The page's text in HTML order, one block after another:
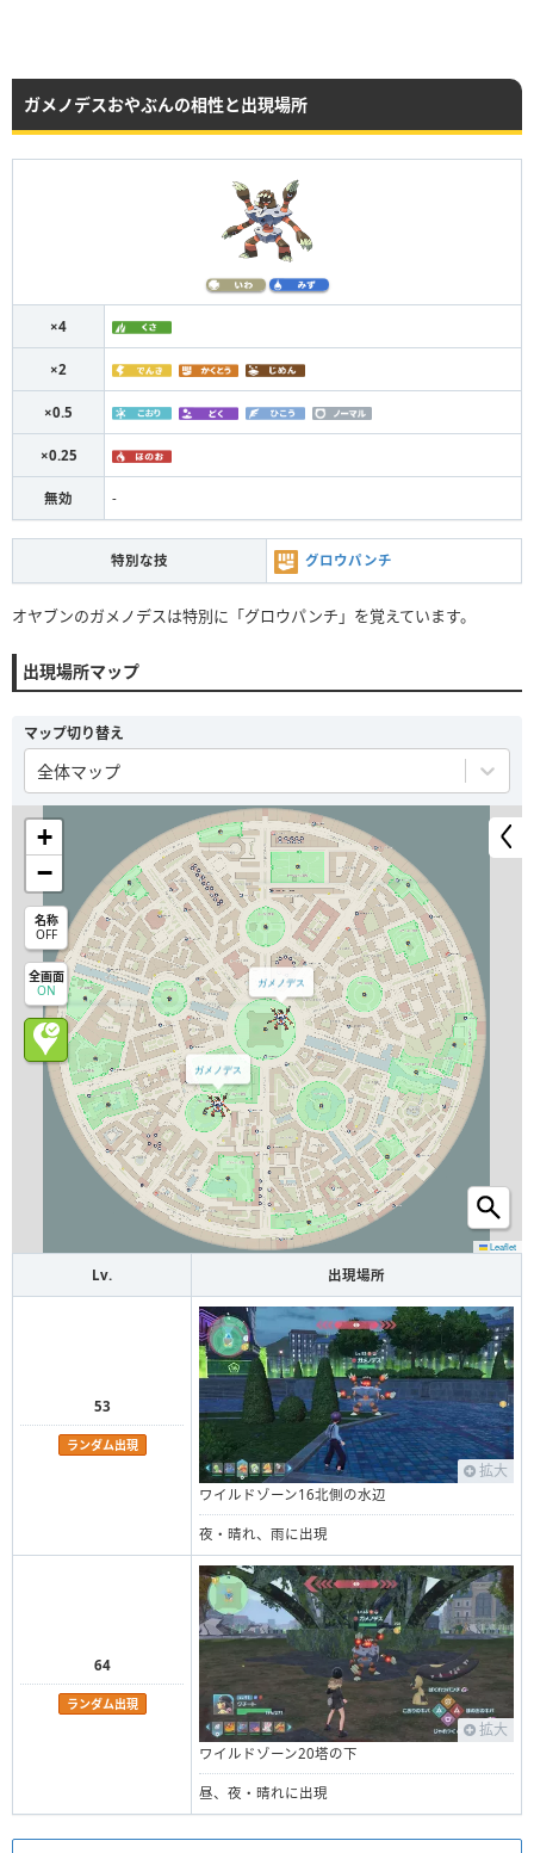
ガメノデスおやぶんの相性と出現場所
×4
×2
×0.5
×0.25
無効 -
特別な技 グロウパンチ
オヤブンのガメノデスは特別に「グロウパンチ」を覚えています。
出現場所マップ
マップ切り替え
全体マップ
ガメノデス
ガメノデス
+
−
名称
OFF
全画面
ON
Leaflet
Lv. 出現場所
53
ランダム出現
拡大
ワイルドゾーン16北側の水辺
夜・晴れ、雨に出現
64
ランダム出現
拡大
ワイルドゾーン20塔の下
昼、夜・晴れに出現